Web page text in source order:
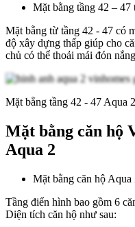
Mặt bằng tầng 42 – 47
Mặt bằng từ tầng 42 - 47 có
độ xây dựng thấp giúp cho
chủ có thể thoải mái đón
Mặt bằng tầng 42 - 47 Aqua
Mặt bằng căn hộ
Aqua 2
Mặt bằng căn hộ
Tầng điển hình bao gồm 6
Diện tích căn hộ như sau: